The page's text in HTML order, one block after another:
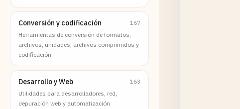
Conversión y codificación
167
Herramientas de conversión de formatos,
archivos, unidades, archivos comprimidos y
codificación
Desarrollo y Web
163
Utilidades para desarrolladores, red,
depuración web y automatización